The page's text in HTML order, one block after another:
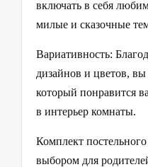
включать в себя
милые и сказочные
Вариативность:
дизайнов и цветов,
который понравится
в интерьер комнаты.
Комплект
выбором для